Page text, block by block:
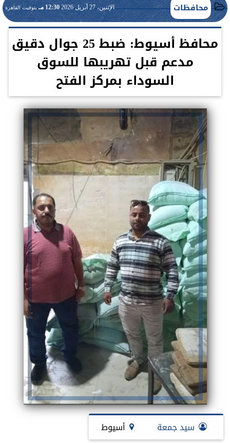
محافظات الإثنين، 27 أبريل 2026 12:30 مـ بتوقيت القاهرة
محافظ أسيوط: ضبط 25 جوال دقيق
مدعم قبل تهريبها للسوق
السوداء بمركز الفتح
سيد جمعة أسيوط